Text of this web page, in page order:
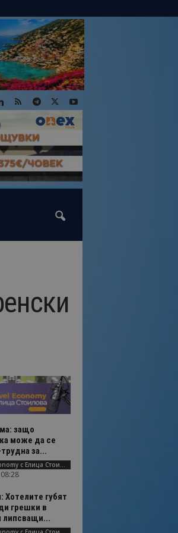
защо
може да се
за...
AI Travel Economy с Елица Стоилова
Хотелите губят
грешки в
липсващи...